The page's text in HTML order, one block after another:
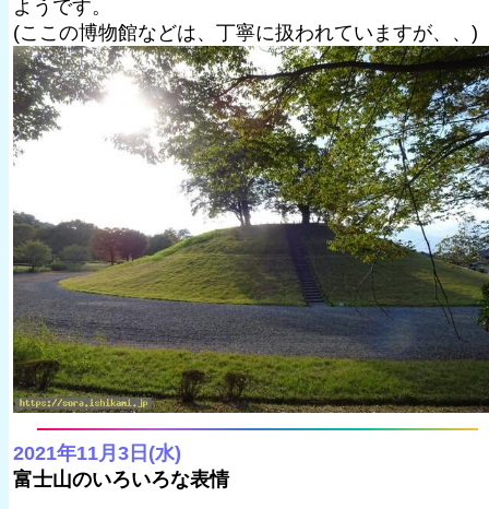
ようです。
(ここの博物館などは、丁寧に扱われていますが、、)
2021年11月3日(水)
富士山のいろいろな表情